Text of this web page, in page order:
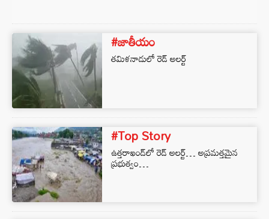
#జాతీయం
తమిళనాడులో రెడ్‌ అలర్ట్‌
#Top Story
ఉత్త‌రాఖండ్‌లో రెడ్ అల‌ర్ట్‌… అప్ర‌మ‌త్త‌మైన
ప్ర‌భుత్వం…